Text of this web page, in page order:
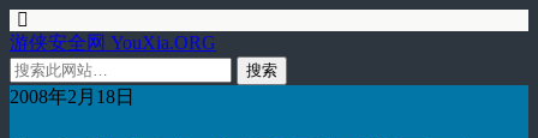
游侠安全网 YouXia.ORG
2008年2月18日